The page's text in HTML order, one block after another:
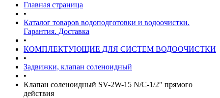
Главная страница
•
Каталог товаров водоподготовки и водоочистки.
Гарантия. Доставка
•
КОМПЛЕКТУЮЩИЕ ДЛЯ СИСТЕМ ВОДООЧИСТКИ
•
Задвижки, клапан соленоидный
•
Клапан соленоидный SV-2W-15 N/C-1/2" прямого
действия